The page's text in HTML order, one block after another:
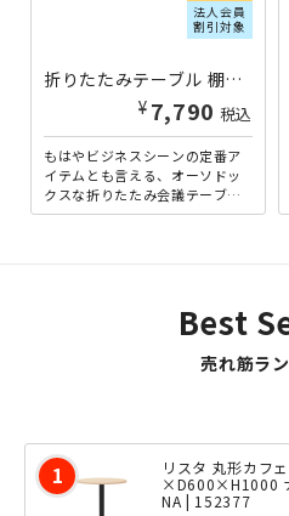
法人会員
割引対象
折りたたみテーブル 棚無タイプ W1500×D450×H700 ホワイト
¥ 7,790 税込
もはやビジネスシーンの定番ア
イテムとも言える、オーソドッ
クスな折りたたみ会議テーブル
の棚無しタイプです。できるだ
Best
売れ筋ラ
リスタ 丸形カフ
×D600×H1000
NA | 152377